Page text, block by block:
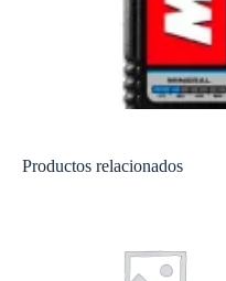
Productos relacionados